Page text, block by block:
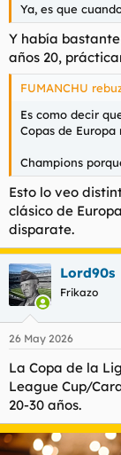
Ya, es que
Y había
años 20,
FUMANCHU
Es como decir
Copas de
Champions
Esto lo veo
clásico de
disparate.
Lord90s
Frikazo
26 May 2026
La Copa de la
League Cup/
20-30 años.